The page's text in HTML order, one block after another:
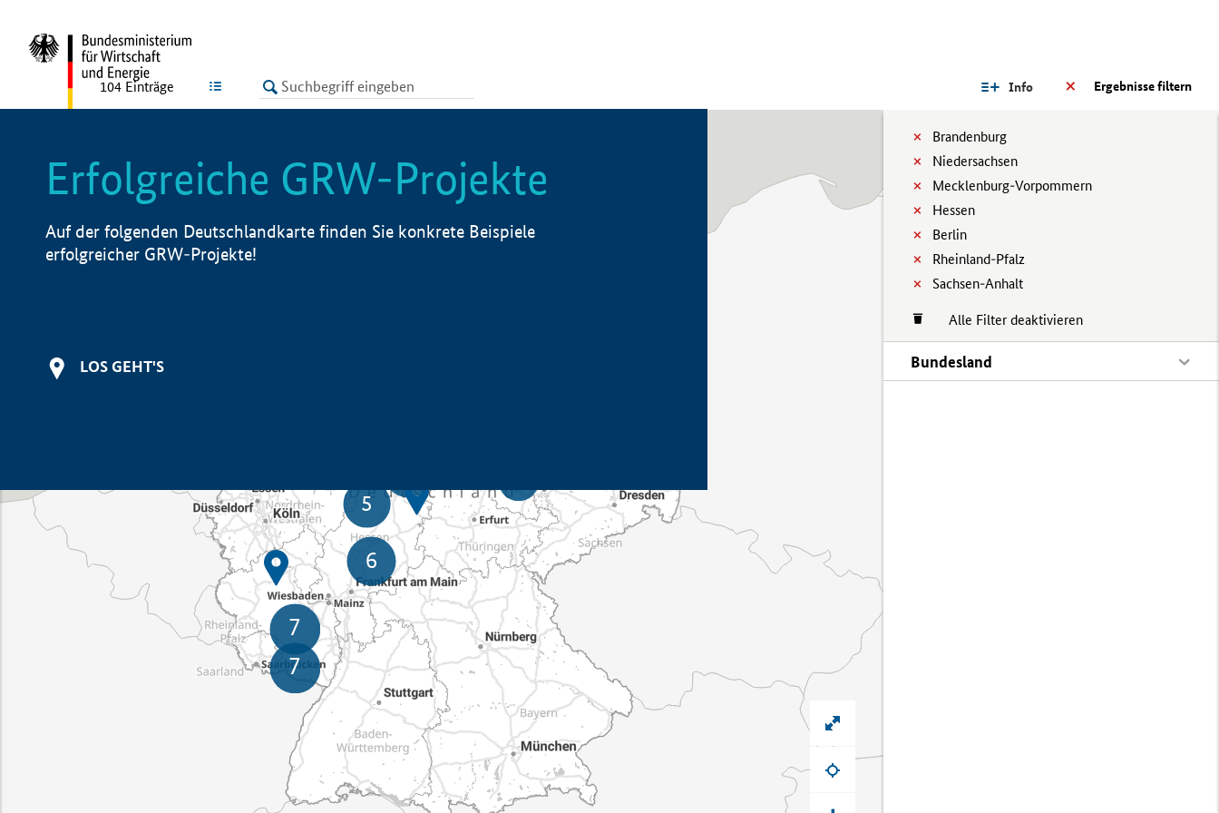
LISTE Ergebnisse filtern
Info
Brandenburg
Niedersachsen
Mecklenburg-Vorpommern
Hessen
Berlin
Rheinland-Pfalz
Sachsen-Anhalt
Alle Filter deaktivieren
Bundesland
104 Einträge
Erfolgreiche GRW-Projekte
Auf der folgenden Deutschlandkarte finden Sie konkrete Beispiele
erfolgreicher GRW-Projekte!
LOS GEHT'S